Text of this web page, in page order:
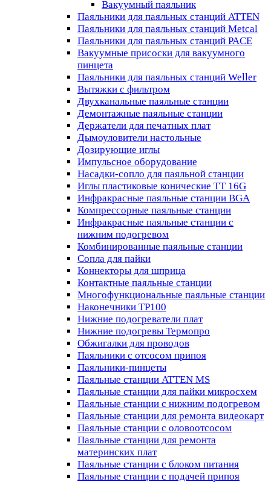
Вакуумный паяльник
Паяльники для паяльных станций ATTEN
Паяльники для паяльных станций Metcal
Паяльники для паяльных станций PACE
Вакуумные присоски для вакуумного
пинцета
Паяльники для паяльных станций Weller
Вытяжки с фильтром
Двухканальные паяльные станции
Демонтажные паяльные станции
Держатели для печатных плат
Дымоуловители настольные
Дозирующие иглы
Импульсное оборудование
Насадки-сопло для паяльной станции
Иглы пластиковые конические TT 16G
Инфракрасные паяльные станции BGA
Компрессорные паяльные станции
Инфракрасные паяльные станции с
нижним подогревом
Комбинированные паяльные станции
Сопла для пайки
Коннекторы для шприца
Контактные паяльные станции
Многофункциональные паяльные станции
Наконечники TP100
Нижние подогреватели плат
Нижние подогревы Термопро
Обжигалки для проводов
Паяльники с отсосом припоя
Паяльники-пинцеты
Паяльные станции ATTEN MS
Паяльные станции для пайки микросхем
Паяльные станции с нижним подогревом
Паяльные станции для ремонта видеокарт
Паяльные станции с оловоотсосом
Паяльные станции для ремонта
материнских плат
Паяльные станции с блоком питания
Паяльные станции с подачей припоя